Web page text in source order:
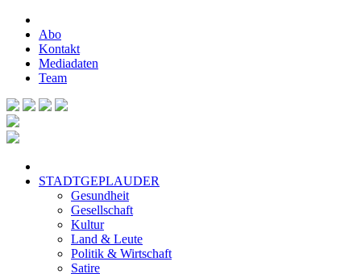
Abo
Kontakt
Mediadaten
Team
STADTGEPLAUDER
Gesundheit
Gesellschaft
Kultur
Land & Leute
Politik & Wirtschaft
Satire